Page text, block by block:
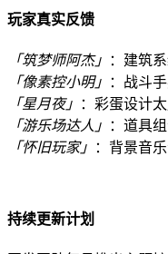
玩家真实反馈
「筑梦师阿杰」
：建筑
「像素控小明」
：战斗
「星月夜」
：彩蛋设计
「游乐场达人」
：道具
「怀旧玩家」
：背景音
持续更新计划